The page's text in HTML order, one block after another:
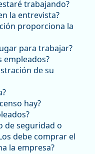
trabajando?
la entrevista?
proporciona la
para trabajar?
empleados?
de su
hay?
de seguridad o
debe comprar el
la empresa?